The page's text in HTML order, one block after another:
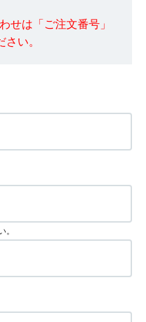
せは「ご注文番号」
さい。
。